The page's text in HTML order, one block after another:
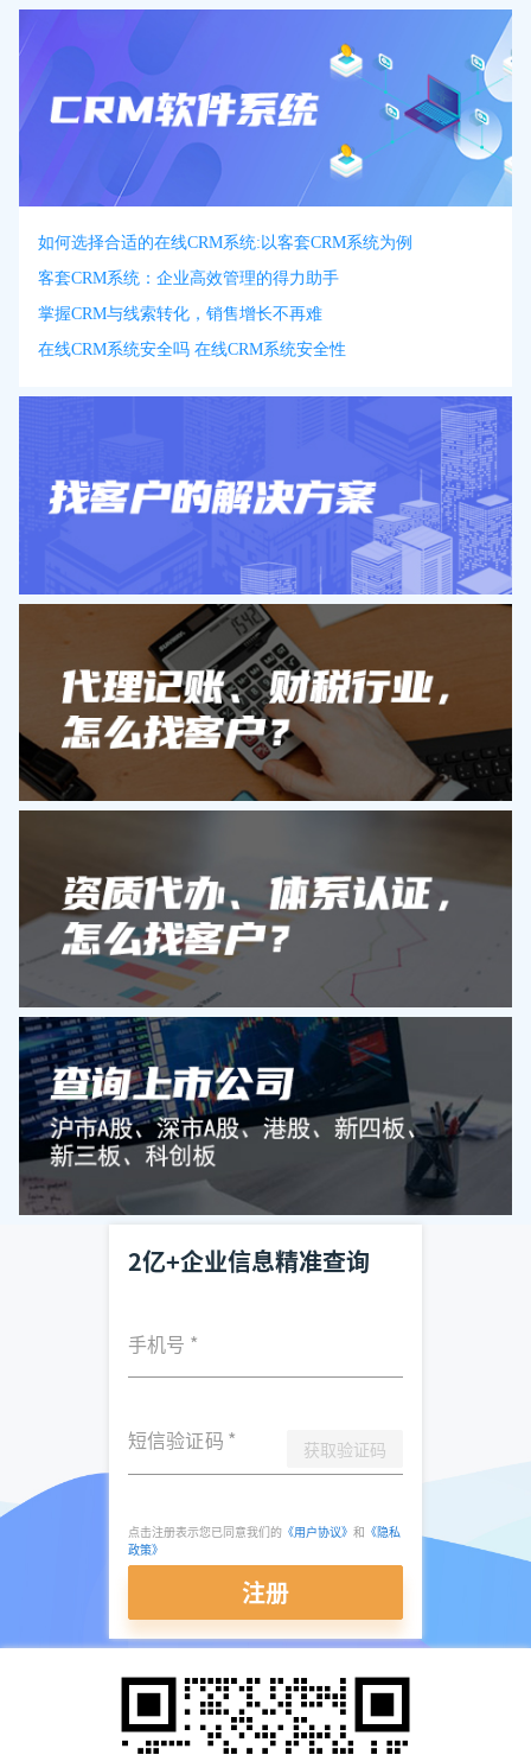
如何选择合适的在线CRM系统:以客套CRM系统为例
客套CRM系统：企业高效管理的得力助手
掌握CRM与线索转化，销售增长不再难
在线CRM系统安全吗 在线CRM系统安全性
2亿+企业信息精准查询
手机号 *
短信验证码 * 获取验证码
点击注册表示您已同意我们的 《用户协议》 和 《隐私
政策》
注册